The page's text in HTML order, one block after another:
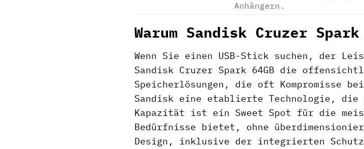
Anhängern.
Warum Sandisk Cruzer
Wenn Sie einen USB-Stick suchen, der
Sandisk Cruzer Spark 64GB die
Speicherlösungen, die oft Kompromisse
Sandisk eine etablierte Technologie,
Kapazität ist ein Sweet Spot für die
Bedürfnisse bietet, ohne
Design, inklusive der integrierten